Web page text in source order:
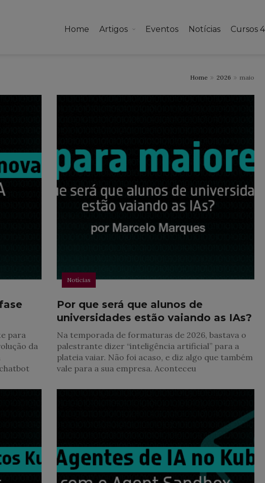
Home Artigos Eventos Notícias Cursos
Home 2026 maio
para
da
Notícias
Por que será que alunos de
universidades estão vaiando as IAs?
Na temporada de formaturas de 2026, bastava o
palestrante dizer “inteligência artificial” para a
plateia vaiar. Não foi acaso, e diz algo que também
vale para a sua empresa. Aconteceu